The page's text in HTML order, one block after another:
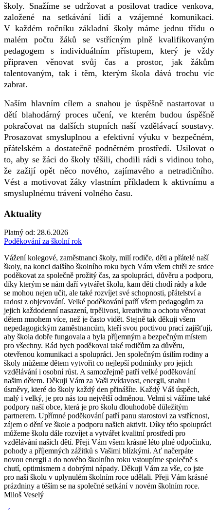
školy. Snažíme se udržovat a posilovat tradice venkova,
založené na setkávání lidí a vzájemné komunikaci.
V každém ročníku základní školy máme jednu třídu o
malém počtu žáků se vstřícným plně kvalifikovaným
pedagogem s individuálním přístupem, který je vždy
připraven věnovat svůj čas a prostor, jak žákům
talentovaným, tak i těm, kterým škola dává trochu víc
zabrat.
Naším hlavním cílem a snahou je úspěšně nastartovat u
dětí blahodárný proces učení, ve kterém budou úspěšně
pokračovat na dalších stupních naší vzdělávací soustavy.
Prosazovat smysluplnou a efektivní výuku v bezpečném,
přátelském a dostatečně podnětném prostředí. Usilovat o
to, aby se žáci do školy těšili, chodili rádi s vidinou toho,
že zažijí opět něco nového, zajímavého a netradičního.
Vést a motivovat žáky vlastním příkladem k aktivnímu a
smysluplnému trávení volného času.
Aktuality
Platný od: 28.6.2026
Poděkování za školní rok
Vážení kolegové, zaměstnanci školy, milí rodiče, děti a přátelé naší
školy, na konci dalšího školního roku bych Vám všem chtěl ze srdce
poděkovat za společně prožitý čas, za spolupráci, důvěru a podporu,
díky kterým se nám daří vytvářet školu, kam děti chodí rády a kde
se mohou nejen učit, ale také rozvíjet své schopnosti, přátelství a
radost z objevování. Velké poděkování patří všem pedagogům za
jejich každodenní nasazení, trpělivost, kreativitu a ochotu věnovat
dětem mnohem více, než je často vidět. Stejně tak děkuji všem
nepedagogickým zaměstnancům, kteří svou poctivou prací zajišťují,
aby škola dobře fungovala a byla příjemným a bezpečným místem
pro všechny. Rád bych poděkoval také rodičům za důvěru,
otevřenou komunikaci a spolupráci. Jen společným úsilím rodiny a
školy můžeme dětem vytvořit co nejlepší podmínky pro jejich
vzdělávání i osobní růst. A samozřejmě patří velké poděkování
našim dětem. Děkuji Vám za Vaši zvídavost, energii, snahu i
úsměvy, které do školy každý den přinášíte. Každý Váš úspěch,
malý i velký, je pro nás tou největší odměnou. Velmi si vážíme také
podpory naší obce, která je pro školu dlouhodobě důležitým
partnerem. Upřímné poděkování patří panu starostovi za vstřícnost,
zájem o dění ve škole a podporu našich aktivit. Díky této spolupráci
můžeme školu dále rozvíjet a vytvářet kvalitní prostředí pro
vzdělávání našich dětí. Přeji Vám všem krásné léto plné odpočinku,
pohody a příjemných zážitků s Vašimi blízkými. Ať načerpáte
novou energii a do nového školního roku vstoupíme společně s
chutí, optimismem a dobrými nápady. Děkuji Vám za vše, co jste
pro naši školu v uplynulém školním roce udělali. Přeji Vám krásné
prázdniny a těším se na společné setkání v novém školním roce.
Miloš Veselý